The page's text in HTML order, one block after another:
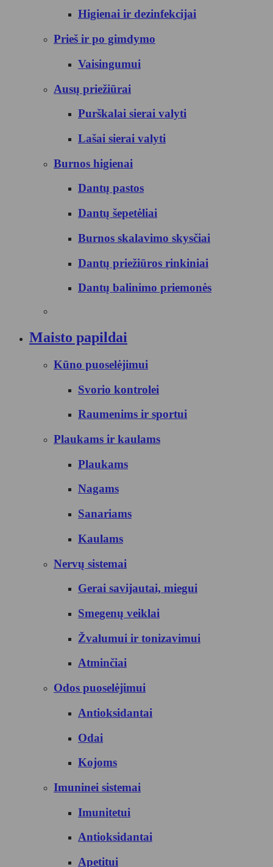
Higienai ir dezinfekcijai
Prieš ir po gimdymo
Vaisingumui
Ausų priežiūrai
Purškalai sierai valyti
Lašai sierai valyti
Burnos higienai
Dantų pastos
Dantų šepetėliai
Burnos skalavimo skysčiai
Dantų priežiūros rinkiniai
Dantų balinimo priemonės
Maisto papildai
Kūno puoselėjimui
Svorio kontrolei
Raumenims ir sportui
Plaukams ir kaulams
Plaukams
Nagams
Sanariams
Kaulams
Nervų sistemai
Gerai savijautai, miegui
Smegenų veiklai
Žvalumui ir tonizavimui
Atminčiai
Odos puoselėjimui
Antioksidantai
Odai
Kojoms
Imuninei sistemai
Imunitetui
Antioksidantai
Apetitui